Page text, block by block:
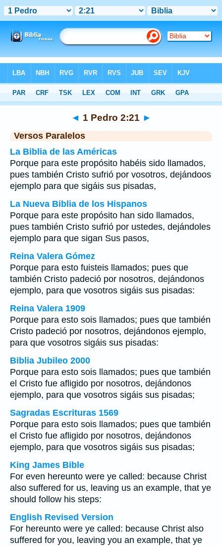
>1 Pedro Capítulo 2 > Verso 21
◄ 1 Pedro 2:21 ►
Versos Paralelos
La Biblia de las Américas
Porque para este propósito habéis sido llamados,
pues también Cristo sufrió por vosotros, dejándoos
ejemplo para que sigáis sus pisadas,
La Nueva Biblia de los Hispanos
Porque para este propósito han sido llamados,
pues también Cristo sufrió por ustedes, dejándoles
ejemplo para que sigan Sus pasos,
Reina Valera Gómez
Porque para esto fuisteis llamados; pues que
también Cristo padeció por nosotros, dejándonos
ejemplo, para que vosotros sigáis sus pisadas:
Reina Valera 1909
Porque para esto sois llamados; pues que también
Cristo padeció por nosotros, dejándonos ejemplo,
para que vosotros sigáis sus pisadas:
Biblia Jubileo 2000
Porque para esto sois llamados; pues que también
el Cristo fue afligido por nosotros, dejándonos
ejemplo, para que vosotros sigáis sus pisadas;
Sagradas Escrituras 1569
Porque para esto sois llamados; pues que también
el Cristo fue afligido por nosotros, dejándonos
ejemplo, para que vosotros sigáis sus pisadas;
King James Bible
For even hereunto were ye called: because Christ
also suffered for us, leaving us an example, that ye
should follow his steps:
English Revised Version
For hereunto were ye called: because Christ also
suffered for you, leaving you an example, that ye